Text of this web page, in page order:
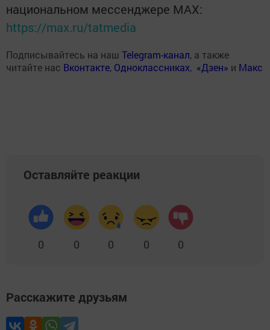
национальном мессенджере MАХ:
https://max.ru/tatmedia
Подписывайтесь на наш Telegram-канал, а также
читайте нас Вконтакте, Одноклассниках, «Дзен» и Макс
Оставляйте реакции
0 0 0 0 0
Расскажите друзьям